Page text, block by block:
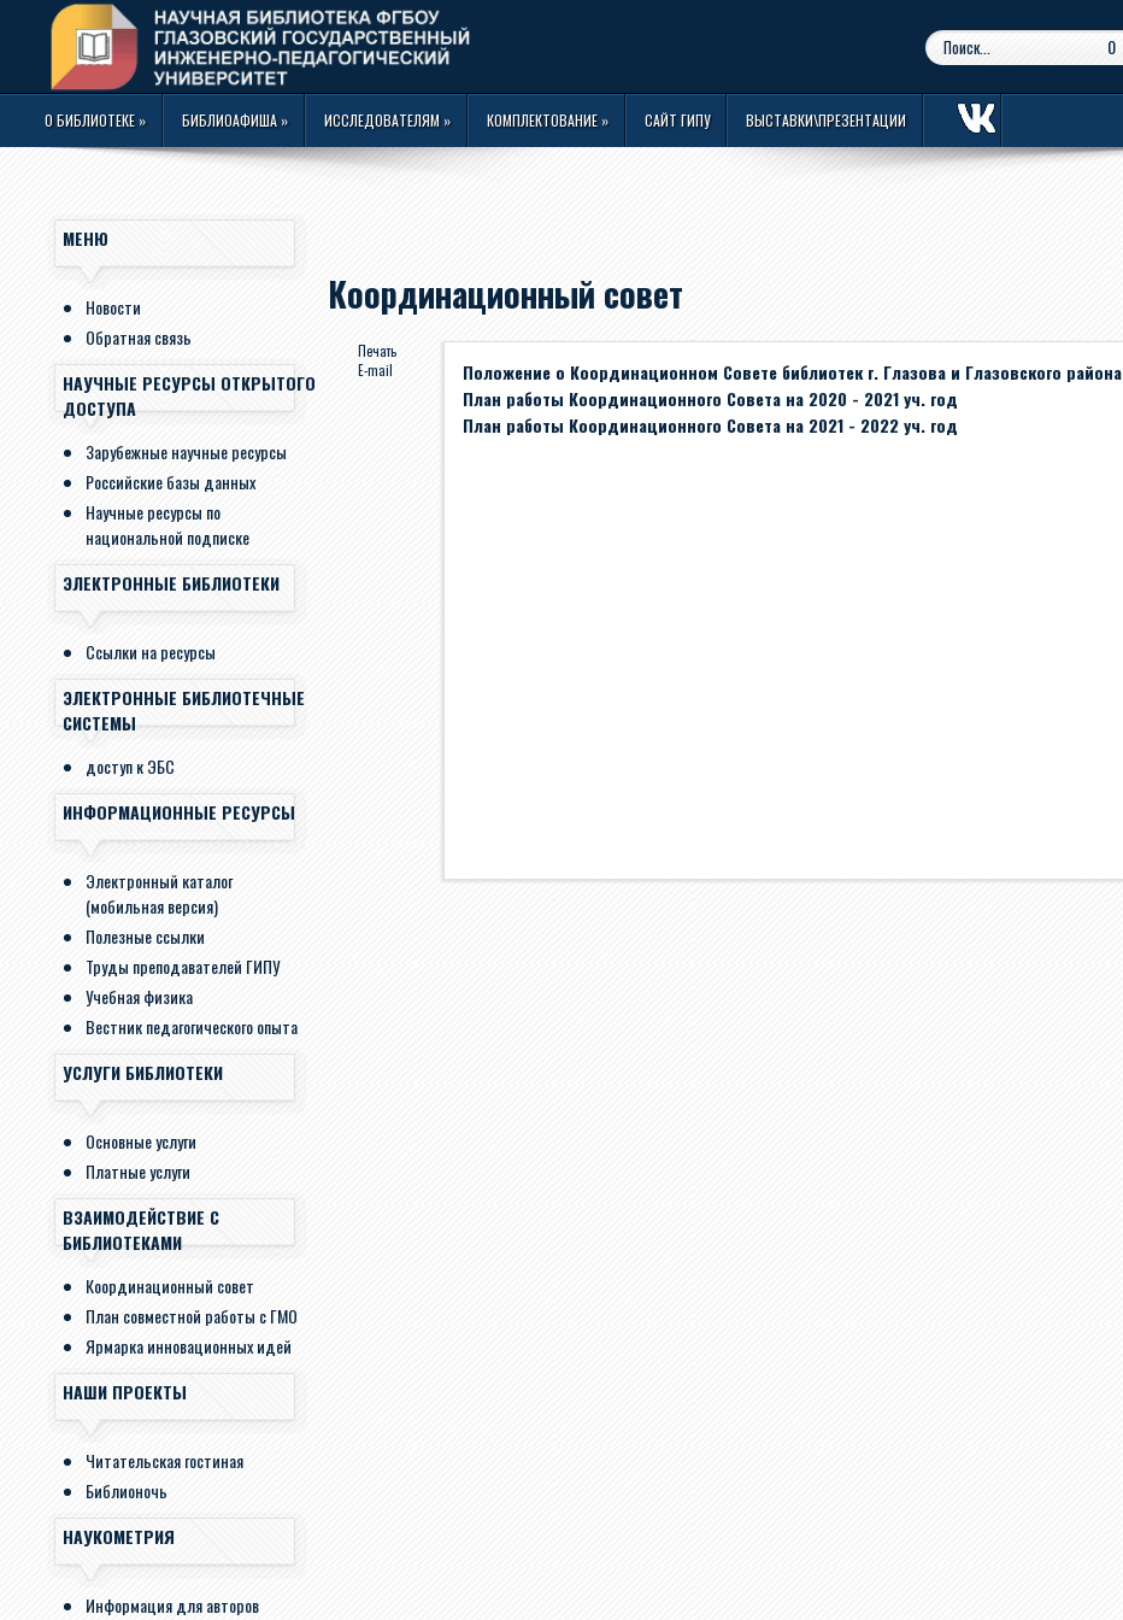
0
О БИБЛИОТЕКЕ » БИБЛИОАФИША» ИССЛЕДОВАТЕЛЯМ» КОМПЛЕКТОВАНИЕ » САЙТ ГИПУ ВЫСТАВКИ\ПРЕЗЕНТАЦИИ
МЕНЮ
Новости
Обратная связь
НАУЧНЫЕ РЕСУРСЫ ОТКРЫТОГО
ДОСТУПА
Зарубежные научные ресурсы
Российские базы данных
Научные ресурсы по
национальной подписке
ЭЛЕКТРОННЫЕ БИБЛИОТЕКИ
Ссылки на ресурсы
ЭЛЕКТРОННЫЕ БИБЛИОТЕЧНЫЕ
СИСТЕМЫ
доступ к ЭБС
ИНФОРМАЦИОННЫЕ РЕСУРСЫ
Электронный каталог
(мобильная версия)
Полезные ссылки
Труды преподавателей ГИПУ
Учебная физика
Вестник педагогического опыта
УСЛУГИ БИБЛИОТЕКИ
Основные услуги
Платные услуги
ВЗАИМОДЕЙСТВИЕ С
БИБЛИОТЕКАМИ
Координационный совет
План совместной работы с ГМО
Ярмарка инновационных идей
НАШИ ПРОЕКТЫ
Читательская гостиная
Библионочь
НАУКОМЕТРИЯ
Информация для авторов
Координационный совет
Печать
E-mail
Положение о Координационном Совете библиотек г. Глазова и Глазовского района
План работы Координационного Совета на 2020 - 2021 уч. год
План работы Координационного Совета на 2021 - 2022 уч. год